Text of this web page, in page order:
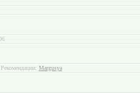
Margusya